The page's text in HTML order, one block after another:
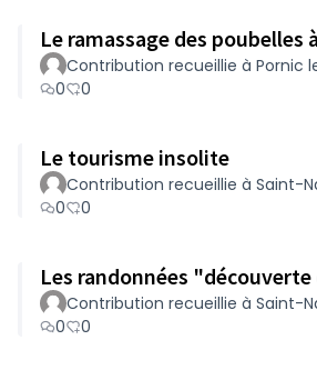
Le ramassage des poubelles
Contribution recueillie à Pornic
0
0
Le tourisme insolite
Contribution recueillie à Saint-
0
0
Les randonnées
Contribution recueillie à Saint-
0
0